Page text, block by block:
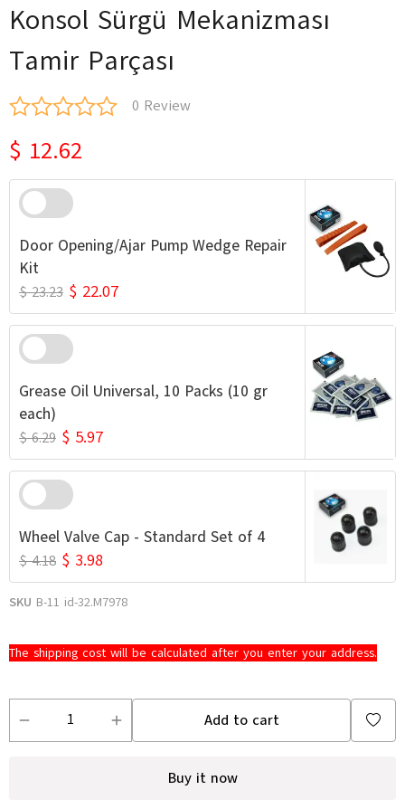
Konsol Sürgü Mekanizması
Tamir Parçası
0 Review
$ 12.62
Door Opening/Ajar Pump Wedge Repair
Kit
$ 23.23 $ 22.07
Grease Oil Universal, 10 Packs (10 gr
each)
$ 6.29 $ 5.97
Wheel Valve Cap - Standard Set of 4
$ 4.18 $ 3.98
SKU B-11 id-32.M7978
The shipping cost will be calculated after you enter your address.
Add to cart
Buy it now